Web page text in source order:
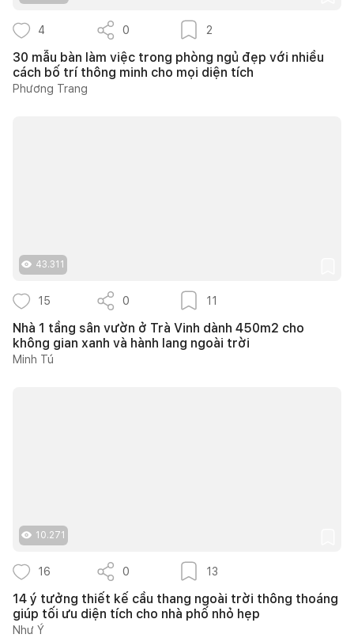
4 0 2
30 mẫu bàn làm việc trong phòng ngủ đẹp với nhiều
cách bố trí thông minh cho mọi diện tích
Phương Trang
43.311
15 0 11
Nhà 1 tầng sân vườn ở Trà Vinh dành 450m2 cho
không gian xanh và hành lang ngoài trời
Minh Tú
10.271
16 0 13
14 ý tưởng thiết kế cầu thang ngoài trời thông thoáng
giúp tối ưu diện tích cho nhà phố nhỏ hẹp
Như Ý